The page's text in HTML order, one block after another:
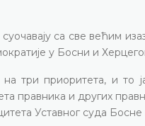
са све већим
у Босни и
три приоритета, и то
правника и других
Уставног суда